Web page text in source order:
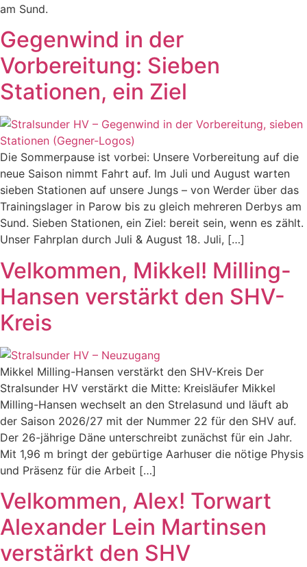
am Sund.
Gegenwind in der
Vorbereitung: Sieben
Stationen, ein Ziel
Die Sommerpause ist vorbei: Unsere Vorbereitung auf die
neue Saison nimmt Fahrt auf. Im Juli und August warten
sieben Stationen auf unsere Jungs – von Werder über das
Trainingslager in Parow bis zu gleich mehreren Derbys am
Sund. Sieben Stationen, ein Ziel: bereit sein, wenn es zählt.
Unser Fahrplan durch Juli & August 18. Juli, […]
Velkommen, Mikkel! Milling-
Hansen verstärkt den SHV-
Kreis
Mikkel Milling-Hansen verstärkt den SHV-Kreis Der
Stralsunder HV verstärkt die Mitte: Kreisläufer Mikkel
Milling-Hansen wechselt an den Strelasund und läuft ab
der Saison 2026/27 mit der Nummer 22 für den SHV auf.
Der 26-jährige Däne unterschreibt zunächst für ein Jahr.
Mit 1,96 m bringt der gebürtige Aarhuser die nötige Physis
und Präsenz für die Arbeit […]
Velkommen, Alex! Torwart
Alexander Lein Martinsen
verstärkt den SHV